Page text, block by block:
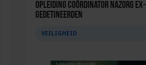
Opleiding Coördinator nazorg ex-
gedetineerden
VEILIGHEID